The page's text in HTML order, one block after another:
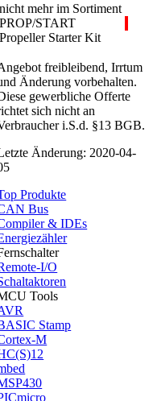
nicht mehr im Sortiment
PROP/START
Propeller Starter Kit
freibleibend, Irrtum
Änderung vorbehalten.
gewerbliche Offerte
sich nicht an
i.S.d. §13 BGB.
Änderung: 2020-04-
Produkte
Bus
& IDEs
I/O
Tools
Stamp
M